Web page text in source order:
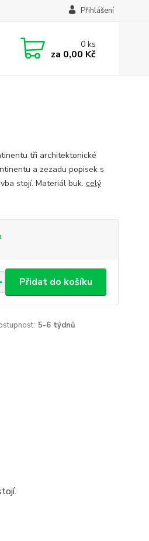
Přihlášení
0ks
za 0,00 Kč
tři architektonické
a zezadu popisek s
stojí. Materiál buk. celý
Přidat do košíku
5-6 týdnů